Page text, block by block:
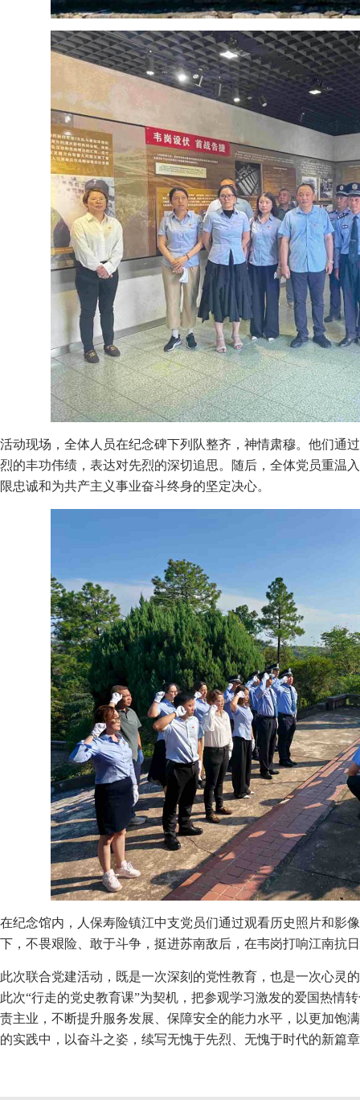
活动现场，全体人员在纪念碑下列队整齐，神情肃穆。他们通
烈的丰功伟绩，表达对先烈的深切追思。随后，全体党员重温
限忠诚和为共产主义事业奋斗终身的坚定决心。
在纪念馆内，人保寿险镇江中支党员们通过观看历史照片和影
下，不畏艰险、敢于斗争，挺进苏南敌后，在韦岗打响江南抗
此次联合党建活动，既是一次深刻的党性教育，也是一次心灵
此次“行走的党史教育课”为契机，把参观学习激发的爱国热情
责主业，不断提升服务发展、保障安全的能力水平，以更加饱
的实践中，以奋斗之姿，续写无愧于先烈、无愧于时代的新篇